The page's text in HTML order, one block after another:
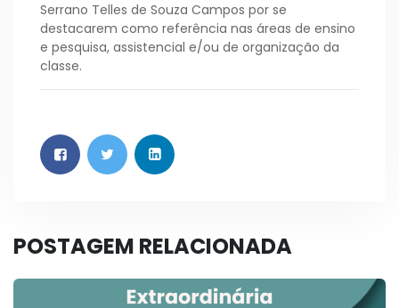
Serrano Telles de Souza Campos por se
destacarem como referência nas áreas de ensino
e pesquisa, assistencial e/ou de organização da
classe.
POSTAGEM RELACIONADA